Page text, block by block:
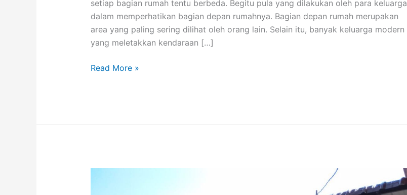
setiap bagian rumah tentu berbeda. Begitu pula yang dilakukan oleh para keluarga
dalam memperhatikan bagian depan rumahnya. Bagian depan rumah merupakan
area yang paling sering dilihat oleh orang lain. Selain itu, banyak keluarga modern
yang meletakkan kendaraan […]
Apa
Read More »